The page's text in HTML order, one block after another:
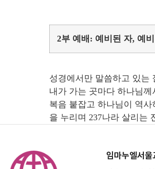
2부 예배: 예비된 자, 예
성경에서만 말씀하고 있는
내가 가는 곳마다 하나님
복음 붙잡고 하나님이 역
을 누리며 237나라 살리는
임마누엘서울